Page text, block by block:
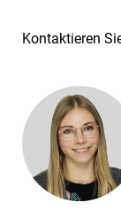
Kontaktieren